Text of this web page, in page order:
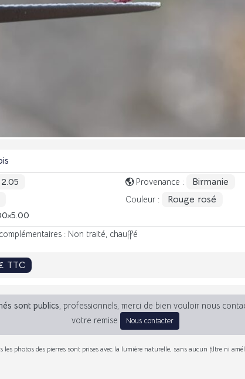
2.05 Provenance : Birmanie
Couleur : Rouge rosé
5.00
: Non traité, chauffé
TTC
sont publics, professionnels, merci de bien vouloir nous
votre remise
Nous contacter
les photos des pierres sont prises avec la lumière naturelle, sans aucun filtre ni